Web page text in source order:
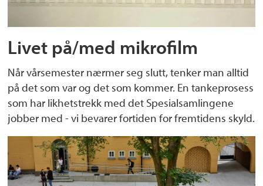
Livet på/med mikrofilm
Når vårsemester nærmer seg slutt, tenker man alltid
på det som var og det som kommer. En tankeprosess
som har likhetstrekk med det Spesialsamlingene
jobber med - vi bevarer fortiden for fremtidens skyld.